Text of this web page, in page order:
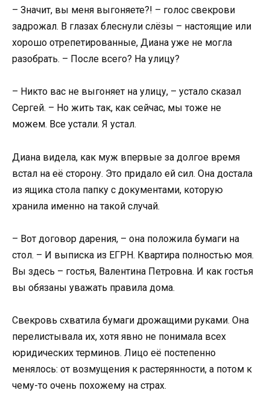
– Значит, вы меня выгоняете?! – голос свекрови
задрожал. В глазах блеснули слёзы – настоящие или
хорошо отрепетированные, Диана уже не могла
разобрать. – После всего? На улицу?
– Никто вас не выгоняет на улицу, – устало сказал
Сергей. – Но жить так, как сейчас, мы тоже не
можем. Все устали. Я устал.
Диана видела, как муж впервые за долгое время
встал на её сторону. Это придало ей сил. Она достала
из ящика стола папку с документами, которую
хранила именно на такой случай.
– Вот договор дарения, – она положила бумаги на
стол. – И выписка из ЕГРН. Квартира полностью моя.
Вы здесь – гостья, Валентина Петровна. И как гостья
вы обязаны уважать правила дома.
Свекровь схватила бумаги дрожащими руками. Она
перелистывала их, хотя явно не понимала всех
юридических терминов. Лицо её постепенно
менялось: от возмущения к растерянности, а потом к
чему-то очень похожему на страх.